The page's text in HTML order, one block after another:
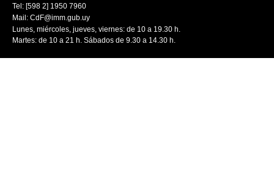
Tel: [598 2] 1950 7960
Mail: CdF@imm.gub.uy
Lunes, miércoles, jueves, viernes: de 10 a 19.30 h.
Martes: de 10 a 21 h. Sábados de 9.30 a 14.30 h.